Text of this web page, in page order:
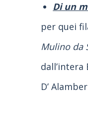
Di un
per quei
Mulino da
dall’intera
D’